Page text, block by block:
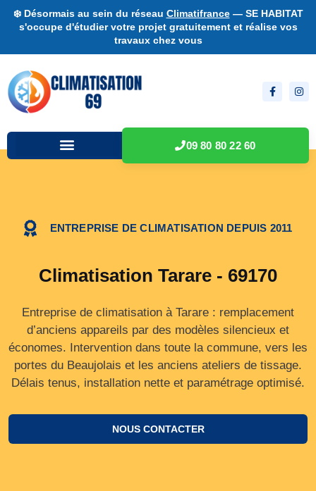
❄️ Désormais au sein du réseau Climatifrance— SE HABITAT
s'occupe d'étudier votre projet gratuitement et réalise vos
travaux chez vous
09 80 80 22 60
ENTREPRISE DE CLIMATISATION DEPUIS 2011
Climatisation Tarare - 69170
Entreprise de climatisation à Tarare : remplacement
d’anciens appareils par des modèles silencieux et
économes. Intervention dans toute la commune, vers les
portes du Beaujolais et les anciens ateliers de tissage.
Délais tenus, installation nette et paramétrage optimisé.
NOUS CONTACTER